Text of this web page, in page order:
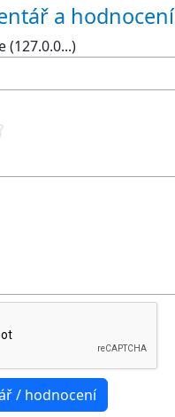
a hodnocení